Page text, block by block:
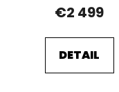
€2 499
DETAIL